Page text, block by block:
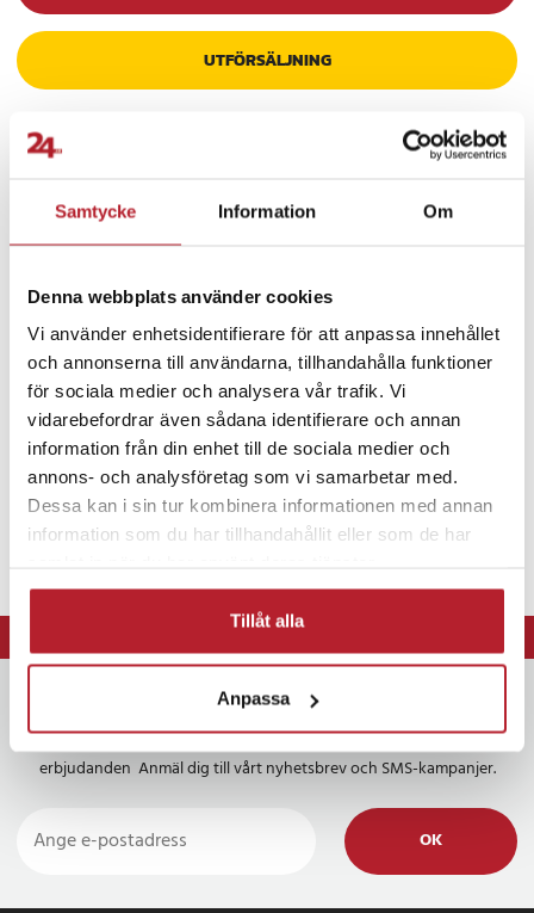
Samtycke Information Om
Denna webbplats använder cookies
Vi använder enhetsidentifierare för att anpassa innehållet
och annonserna till användarna, tillhandahålla funktioner
för sociala medier och analysera vår trafik. Vi
vidarebefordrar även sådana identifierare och annan
information från din enhet till de sociala medier och
annons- och analysföretag som vi samarbetar med.
Dessa kan i sin tur kombinera informationen med annan
information som du har tillhandahållit eller som de har
Tillåt alla
Anpassa
Artikelnummer:API-111740
UTFÖRSÄLJNING
Batterier Specialbatterier
Nyhetsbrev
Bli den första att få ta del av nyheter, kampanjer och exklusiva
erbjudanden Anmäl dig till vårt nyhetsbrev och SMS-kampanjer.
OK